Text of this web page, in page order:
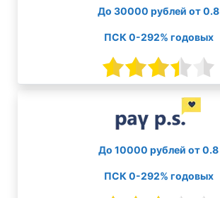
До 30000 рублей от 0.8
ПСК 0-292% годовых
До 10000 рублей от 0.8
ПСК 0-292% годовых